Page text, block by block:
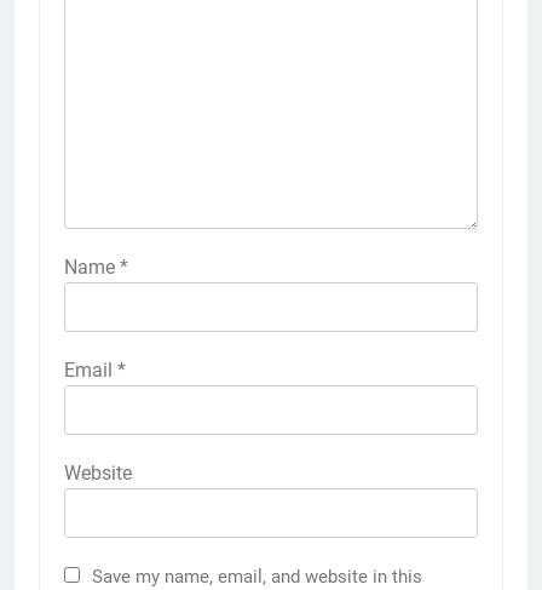
Name *
Email *
Website
Save my name, email, and website in this